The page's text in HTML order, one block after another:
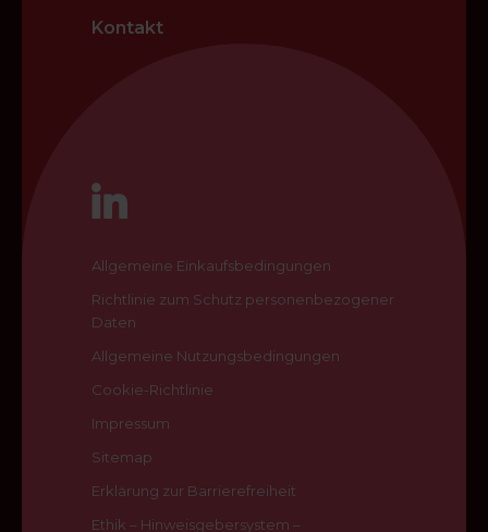
Kontakt
Allgemeine Einkaufsbedingungen
Richtlinie zum Schutz personenbezogener
Daten
Allgemeine Nutzungsbedingungen
Cookie-Richtlinie
Impressum
Sitemap
Erklärung zur Barrierefreiheit
Ethik – Hinweisgebersystem –